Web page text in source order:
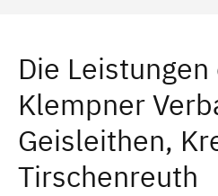
Die Leistungen
Klempner
Geisleithen,
Tirschenreuth